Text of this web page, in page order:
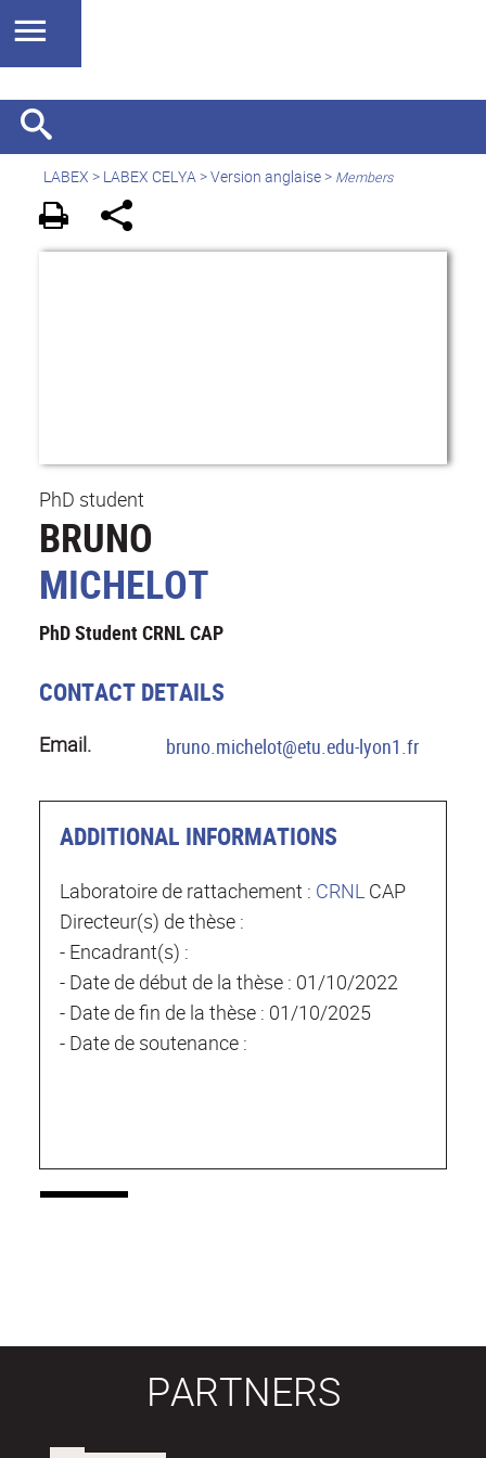
LABEX > LABEX CELYA>Version anglaise> Members
PhD student
BRUNO
MICHELOT
PhD Student CRNL CAP
CONTACT DETAILS
Email. bruno.michelot@etu.edu-lyon1.fr
ADDITIONAL INFORMATIONS
Laboratoire de rattachement : CRNL CAP
Directeur(s) de thèse :
- Encadrant(s) :
- Date de début de la thèse : 01/10/2022
- Date de fin de la thèse : 01/10/2025
- Date de soutenance :
PARTNERS